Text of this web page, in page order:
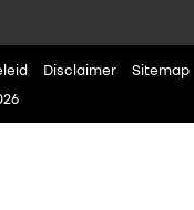
Disclaimer
Sitemap